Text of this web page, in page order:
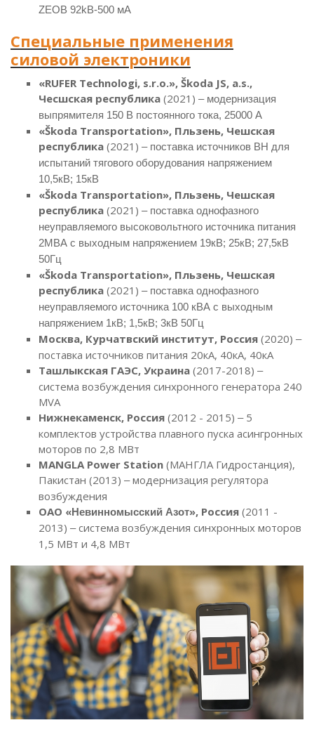
ZEOB 92kВ-500 мA
Специальные применения
силовой электроники
«RUFER Technologi, s.r.o.», Škoda JS, a.s.,
Чесшская республика (2021) – модернизация
выпрямителя 150 В постоянного тока, 25000 А
«Škoda Transportation», Пльзень, Чешская
республика (2021) – поставка источников ВН для
испытаний тягового оборудования напряжением
10,5кВ; 15кВ
«Škoda Transportation», Пльзень, Чешская
республика (2021) – поставка однофазного
неуправляемого высоковольтного источника питания
2МВА с выходным напряжением 19кВ; 25кВ; 27,5кВ
50Гц
«Škoda Transportation», Пльзень, Чешская
республика (2021) – поставка однофазного
неуправляемого источника 100 кВА с выходным
напряжением 1кВ; 1,5кВ; 3кВ 50Гц
Москва, Курчатвский институт, Россия (2020) –
поставка источников питания 20кА, 40кА, 40кА
Ташлыкская ГАЭС, Украина (2017-2018) –
система возбуждения синхронного генератора 240
МVA
Нижнекаменск, Россия (2012 - 2015) –5
комплектов устройства плавного пуска асингронных
моторов по 2,8 МВт
MANGLA Power Station (МАНГЛА Гидростанция),
Пакистан (2013) –модернизация регулятора
возбуждения
ОАО «Невинномысский Азот», Россия (2011 -
2013) –система возбуждения синхронных моторов
1,5 МВт и 4,8 МВт